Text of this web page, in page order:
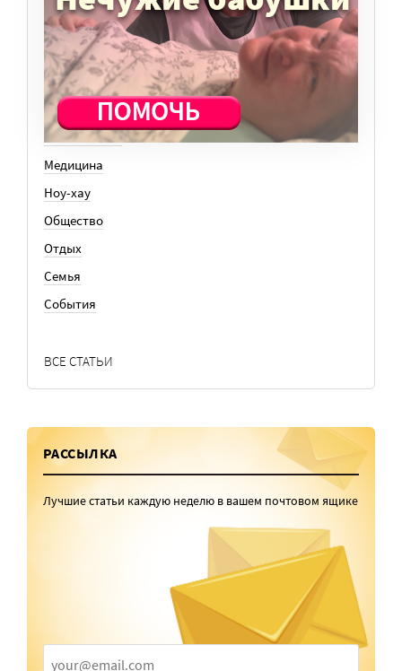
Законы
История
Колонки
Кто есть кто
Личный опыт
Медицина
Ноу-хау
Общество
Отдых
Семья
События
ВСЕ СТАТЬИ
РАССЫЛКА
Лучшие статьи каждую неделю в вашем почтовом ящике